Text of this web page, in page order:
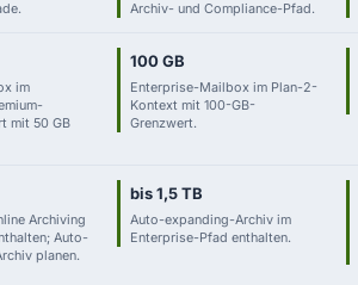
Archiv- und Compliance-Pfad.
im
mit 50 GB
100 GB
Enterprise-Mailbox im Plan-2-
Kontext mit 100-GB-
Grenzwert.
Archiving
Auto-
planen.
bis 1,5 TB
Auto-expanding-Archiv im
Enterprise-Pfad enthalten.